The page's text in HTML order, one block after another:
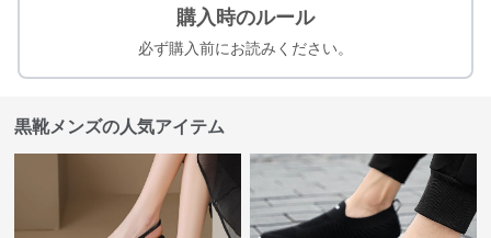
購入時のルール
必ず購入前にお読みください。
黒靴メンズの人気アイテム